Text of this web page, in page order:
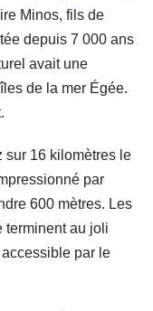
Minos, fils de
depuis 7 000 ans
avait une
de la mer Égée.
sur 16 kilomètres le
par
600 mètres. Les
terminent au joli
par le